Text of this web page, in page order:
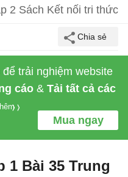
2 Sách Kết nối tri thức
trải nghiệm website
cáo & Tải tất cả các
Mua ngay
1 Bài 35 Trung